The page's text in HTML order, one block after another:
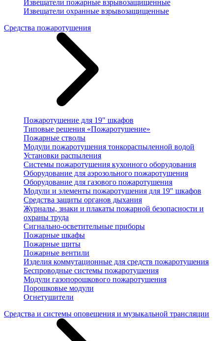
Извещатели пожарные взрывозащищенные
Извещатели охранные взрывозащищенные
Средства пожаротушения
Пожаротушение для 19" шкафов
Типовые решения «Пожаротушение»
Пожарные стволы
Модули пожаротушения тонкораспыленной водой
Установки распыления
Системы пожаротушения кухонного оборудования
Оборудование для аэрозольного пожаротушения
Оборудование для газового пожаротушения
Модули и элементы пожаротушения для 19" шкафов
Средства защиты органов дыхания
Журналы, знаки и плакаты пожарной безопасности и
охраны труда
Сигнально-осветительные приборы
Пожарные шкафы
Пожарные щиты
Пожарные вентили
Изделия коммутационные для средств пожаротушения
Беспроводные системы пожаротушения
Модули газопорошкового пожаротушения
Порошковые модули
Огнетушители
Средства и системы оповещения и музыкальной трансляции